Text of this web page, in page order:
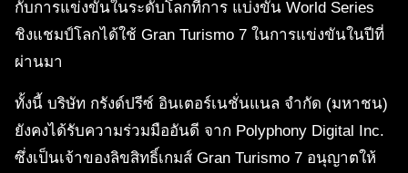
กับการแข่งขันในระดับโลกที่การ แบ่งขัน World Series
ชิงแชมป์โลกได้ใช้ Gran Turismo 7 ในการแข่งขันในปีที่
ผ่านมา
ทั้งนี้ บริษัท กรังด์ปรีซ์ อินเตอร์เนชั่นแนล จำกัด (มหาชน)
ยังคงได้รับความร่วมมืออันดี จาก Polyphony Digital Inc.
ซึ่งเป็นเจ้าของลิขสิทธิ์เกมส์ Gran Turismo 7 อนุญาตให้